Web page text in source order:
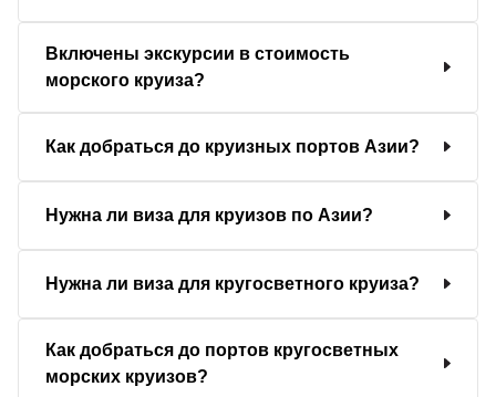
Включены экскурсии в стоимость
морского круиза?
Как добраться до круизных портов Азии?
Нужна ли виза для круизов по Азии?
Нужна ли виза для кругосветного круиза?
Как добраться до портов кругосветных
морских круизов?